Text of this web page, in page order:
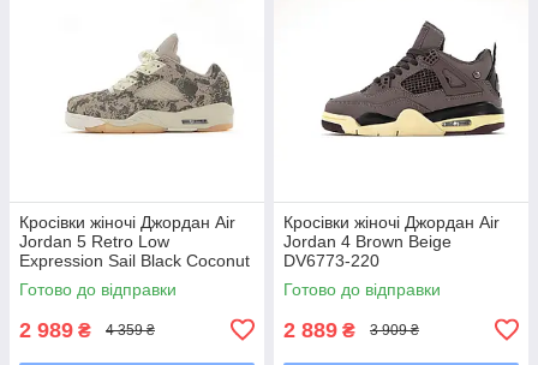
Кросівки жіночі Джордан Air
Jordan 5 Retro Low
Expression Sail Black Coconut
Milk DA8016-100
Готово до відправки
2 989 ₴ 4 359 ₴
Кросівки жіночі Джордан Air
Jordan 4 Brown Beige
DV6773-220
Готово до відправки
2 889 ₴ 3 909 ₴